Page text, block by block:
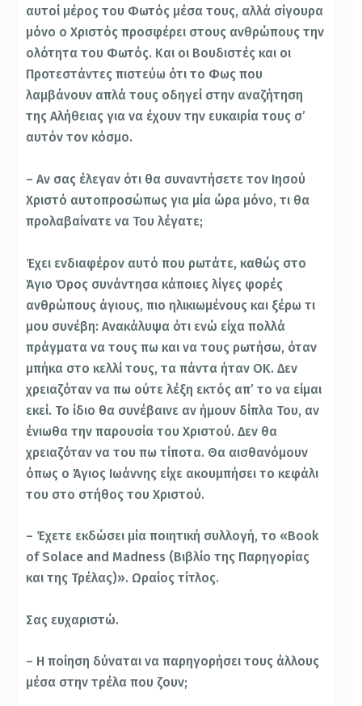
αυτοί μέρος του Φωτός μέσα τους, αλλά σίγουρα
μόνο ο Χριστός προσφέρει στους ανθρώπους την
ολότητα του Φωτός. Και οι Βουδιστές και οι
Προτεστάντες πιστεύω ότι το Φως που
λαμβάνουν απλά τους οδηγεί στην αναζήτηση
της Αλήθειας για να έχουν την ευκαιρία τους σ’
αυτόν τον κόσμο.
– Αν σας έλεγαν ότι θα συναντήσετε τον Ιησού
Χριστό αυτοπροσώπως για μία ώρα μόνο, τι θα
προλαβαίνατε να Του λέγατε;
Έχει ενδιαφέρον αυτό που ρωτάτε, καθώς στο
Άγιο Όρος συνάντησα κάποιες λίγες φορές
ανθρώπους άγιους, πιο ηλικιωμένους και ξέρω τι
μου συνέβη: Ανακάλυψα ότι ενώ είχα πολλά
πράγματα να τους πω και να τους ρωτήσω, όταν
μπήκα στο κελλί τους, τα πάντα ήταν ΟΚ. Δεν
χρειαζόταν να πω ούτε λέξη εκτός απ’ το να είμαι
εκεί. Το ίδιο θα συνέβαινε αν ήμουν δίπλα Του, αν
ένιωθα την παρουσία του Χριστού. Δεν θα
χρειαζόταν να του πω τίποτα. Θα αισθανόμουν
όπως ο Άγιος Ιωάννης είχε ακουμπήσει το κεφάλι
του στο στήθος του Χριστού.
– Έχετε εκδώσει μία ποιητική συλλογή, το «Book
of Solace and Madness (Βιβλίο της Παρηγορίας
και της Τρέλας)». Ωραίος τίτλος.
Σας ευχαριστώ.
– Η ποίηση δύναται να παρηγορήσει τους άλλους
μέσα στην τρέλα που ζουν;